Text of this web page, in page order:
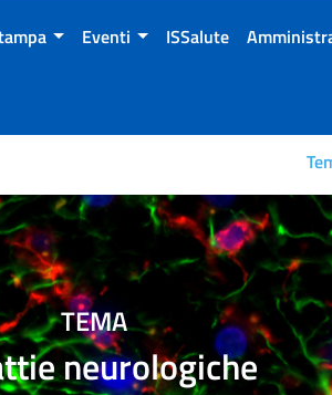
Eventi ISSalute
TEMA
neurologiche